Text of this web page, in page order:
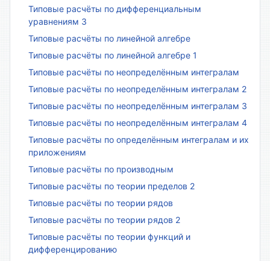
Типовые расчёты по дифференциальным
уравнениям 3
Типовые расчёты по линейной алгебре
Типовые расчёты по линейной алгебре 1
Типовые расчёты по неопределённым интегралам
Типовые расчёты по неопределённым интегралам 2
Типовые расчёты по неопределённым интегралам 3
Типовые расчёты по неопределённым интегралам 4
Типовые расчёты по определённым интегралам и их
приложениям
Типовые расчёты по производным
Типовые расчёты по теории пределов 2
Типовые расчёты по теории рядов
Типовые расчёты по теории рядов 2
Типовые расчёты по теории функций и
дифференцированию